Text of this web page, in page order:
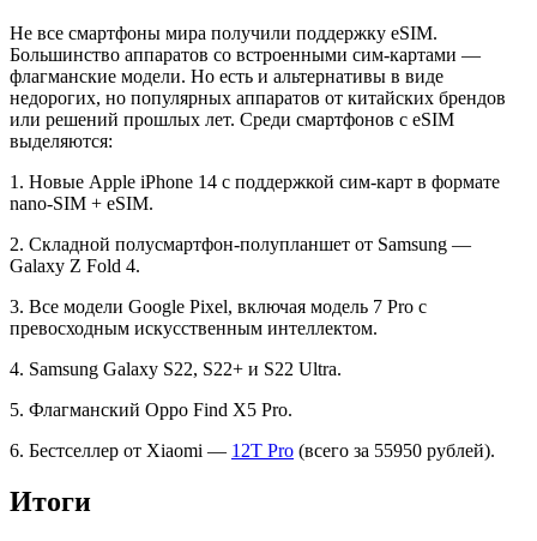
Не все смартфоны мира получили поддержку eSIM.
Большинство аппаратов со встроенными сим-картами —
флагманские модели. Но есть и альтернативы в виде
недорогих, но популярных аппаратов от китайских брендов
или решений прошлых лет. Среди смартфонов с eSIM
выделяются:
1. Новые Apple iPhone 14 с поддержкой сим-карт в формате
nano-SIM + eSIM.
2. Складной полусмартфон-полупланшет от Samsung —
Galaxy Z Fold 4.
3. Все модели Google Pixel, включая модель 7 Pro с
превосходным искусственным интеллектом.
4. Samsung Galaxy S22, S22+ и S22 Ultra.
5. Флагманский Oppo Find X5 Pro.
6. Бестселлер от Xiaomi — 12T Pro (всего за 55950 рублей).
Итоги